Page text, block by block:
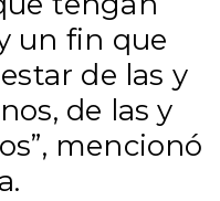
un fin que
de las y
de las y
mencionó